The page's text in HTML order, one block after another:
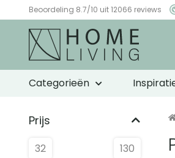
Beoordeling 8.7/10 uit 12066 reviews
WebwinkelKeur
Categorieën
Prijs
32 130